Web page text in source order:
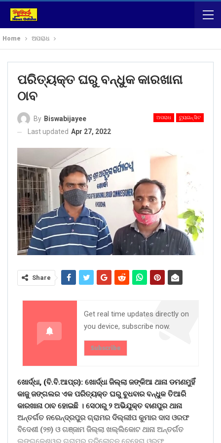
Home ଅପରାଧ
ପରିତ୍ୟକ୍ତ ଘରୁ ବନ୍ଧୁକ କାରଖାନା
ଠାବ
ଅପରାଧ ଟ୍ୟୁଇନ୍ ସିଟ
By Biswabijayee
Last updated Apr 27, 2022
Share
Get real time updates directly on
you device, subscribe now.
Subscribe
ଖୋର୍ଦ୍ଧା, (ବି.ବି.ଆପ୍ର): ଖୋର୍ଦ୍ଧା ଜିଲ୍ଲା ଜଙ୍କିଆ ଥାନା ଡମଣମୁହିଁ
କାଜୁ ଜଙ୍ଗଲର ଏକ ପରିତ୍ୟକ୍ତ ଘରୁ ବୁଧବାର ବନ୍ଧୁକ ତିଆରି
କାରଖାନା ଠାବ ହୋଇଛି । ସେଠାରୁ ୨ ଅଭିଯୁକ୍ତ ବାଣପୁର ଥାନା
ଅନ୍ତର୍ଗତ ନରେନ୍ଦ୍ରପୁର ଗ୍ରାମର ଦିଲ୍ଲୀପ କୁମାର ଦାସ ଓରଫ
ବିଦେଶୀ (୨୭) ଓ ଗଞ୍ଜାମ ଜିଲ୍ଲା ଖଲ୍ଲିକୋଟ ଥାନା ଅନ୍ତର୍ଗତ